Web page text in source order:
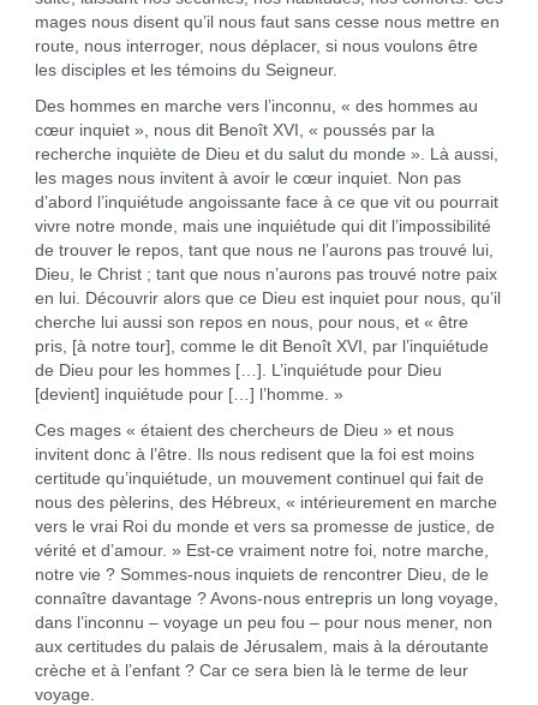
mages nous disent qu’il nous faut sans cesse nous mettre en
route, nous interroger, nous déplacer, si nous voulons être
les disciples et les témoins du Seigneur.
Des hommes en marche vers l’inconnu, « des hommes au
cœur inquiet », nous dit Benoît XVI, « poussés par la
recherche inquiète de Dieu et du salut du monde ». Là aussi,
les mages nous invitent à avoir le cœur inquiet. Non pas
d’abord l’inquiétude angoissante face à ce que vit ou pourrait
vivre notre monde, mais une inquiétude qui dit l’impossibilité
de trouver le repos, tant que nous ne l’aurons pas trouvé lui,
Dieu, le Christ ; tant que nous n’aurons pas trouvé notre paix
en lui. Découvrir alors que ce Dieu est inquiet pour nous, qu’il
cherche lui aussi son repos en nous, pour nous, et « être
pris, [à notre tour], comme le dit Benoît XVI, par l’inquiétude
de Dieu pour les hommes […]. L’inquiétude pour Dieu
[devient] inquiétude pour […] l’homme. »
Ces mages « étaient des chercheurs de Dieu » et nous
invitent donc à l’être. Ils nous redisent que la foi est moins
certitude qu’inquiétude, un mouvement continuel qui fait de
nous des pèlerins, des Hébreux, « intérieurement en marche
vers le vrai Roi du monde et vers sa promesse de justice, de
vérité et d’amour. » Est-ce vraiment notre foi, notre marche,
notre vie ? Sommes-nous inquiets de rencontrer Dieu, de le
connaître davantage ? Avons-nous entrepris un long voyage,
dans l’inconnu – voyage un peu fou – pour nous mener, non
aux certitudes du palais de Jérusalem, mais à la déroutante
crèche et à l’enfant ? Car ce sera bien là le terme de leur
voyage.